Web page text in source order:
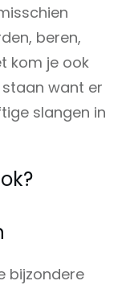
beren,
kom je ook
want er
slangen in
bijzondere